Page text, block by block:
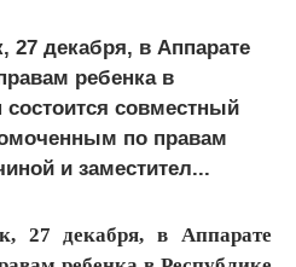
декабря, в Аппарате
ребенка в
состоится совместный
по правам
и заместител...
27 декабря, в Аппарате